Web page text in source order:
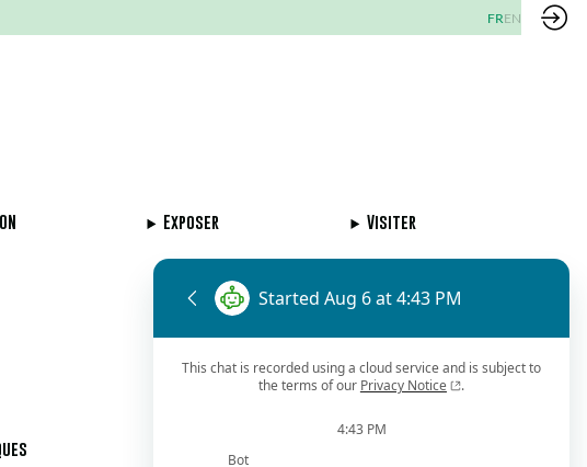
FREN
Envoyer un message
Exposer Visiter